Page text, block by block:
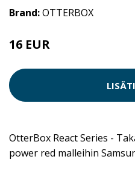
Brand:OTTERBOX
16 EUR
OtterBox React Series -
power red malleihin